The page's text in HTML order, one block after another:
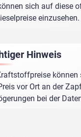
sich auf diese
einzusehen.
Hinweis
vor Ort an der
bei der